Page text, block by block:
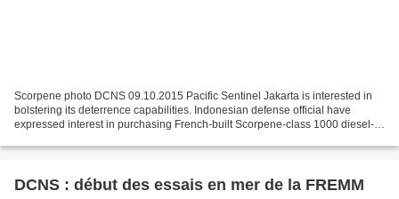
Scorpene photo DCNS 09.10.2015 Pacific Sentinel Jakarta is interested in
bolstering its deterrence capabilities. Indonesian defense official have
expressed interest in purchasing French-built Scorpene-class 1000 diesel-
DCNS : début des essais en mer de la FREMM